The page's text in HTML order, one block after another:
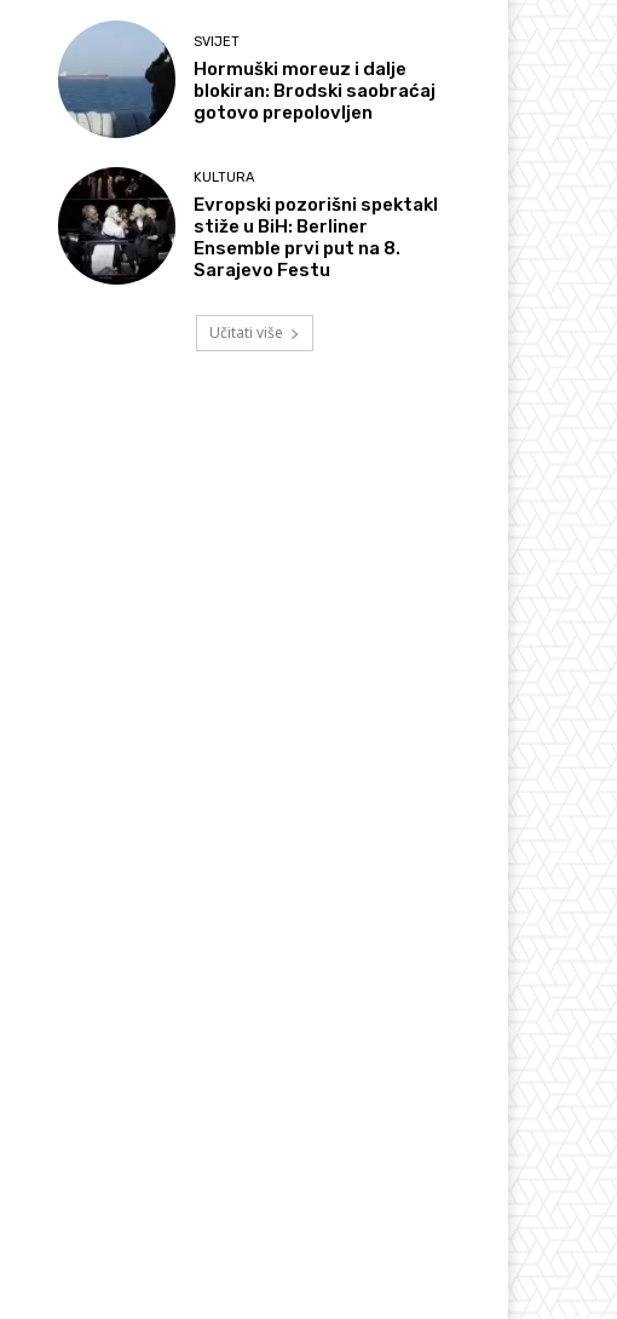
SVIJET
Hormuški moreuz i dalje
blokiran: Brodski saobraćaj
gotovo prepolovljen
KULTURA
Evropski pozorišni spektakl
stiže u BiH: Berliner
Ensemble prvi put na 8.
Sarajevo Festu
Učitati više